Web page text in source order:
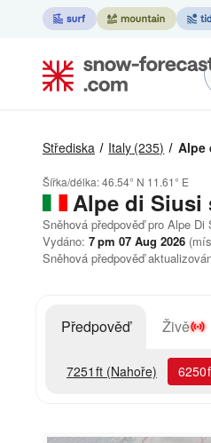
Střediska Italy (235) Alpe
Šířka/délka:46.54° N 11.61° E
Alpe di Siusi
Sněhová předpověď pro Alpe Di
Vydáno: 7 pm 07 Aug 2026
Sněhová předpověď
Předpověď Živě
7251 ft (Nahoře) 6250